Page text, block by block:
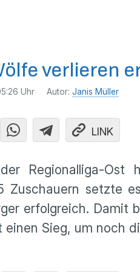
verlieren
Uhr Autor: Janis Müller
LINK
Regionalliga-Ost
Zuschauern setzte
erfolgreich. Damit
Sieg, um noch